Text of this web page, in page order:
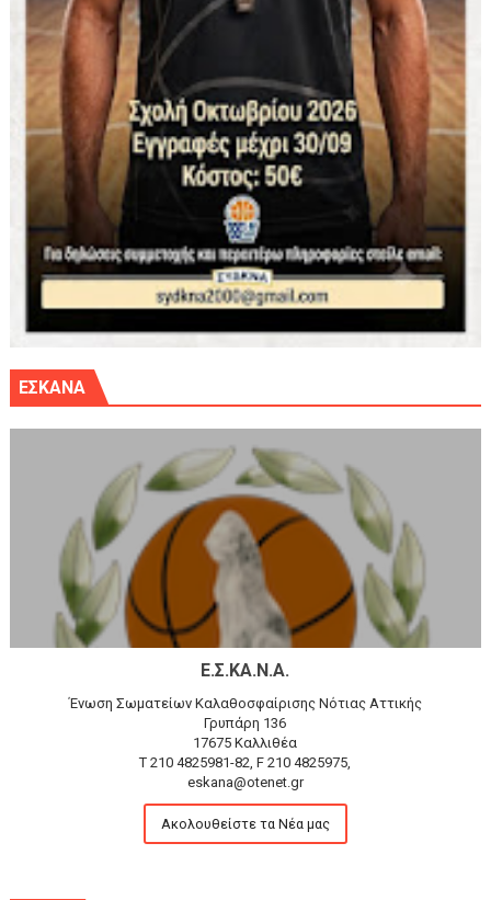
ΕΣΚΑΝΑ
Ε.Σ.ΚΑ.Ν.Α.
Ένωση Σωματείων Καλαθοσφαίρισης Νότιας Αττικής
Γρυπάρη 136
17675 Καλλιθέα
T 210 4825981-82, F 210 4825975,
eskana@otenet.gr
Ακολουθείστε τα Νέα μας